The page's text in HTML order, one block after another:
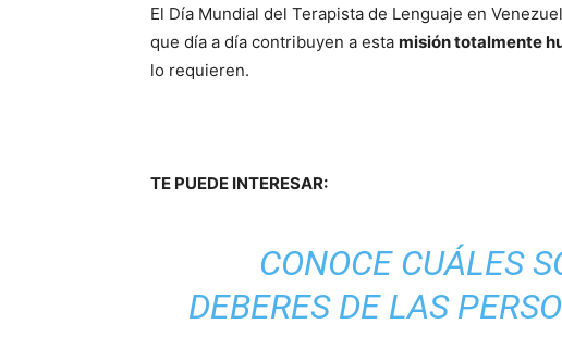
El Día Mundial del Terapista de Lenguaje en
que día a día contribuyen a esta misión totalmente
lo requieren.
TE PUEDE INTERESAR:
CONOCE CUÁLES
DEBERES DE LAS